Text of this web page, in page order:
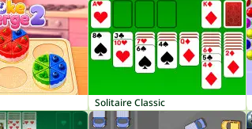
Solitaire Classic